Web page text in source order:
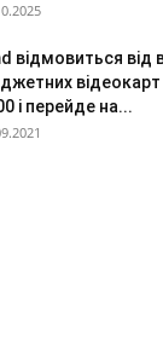
відмовиться від
і перейде на...